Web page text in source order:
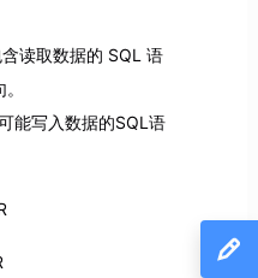
读取数据的 SQL 语
能写入数据的SQL语